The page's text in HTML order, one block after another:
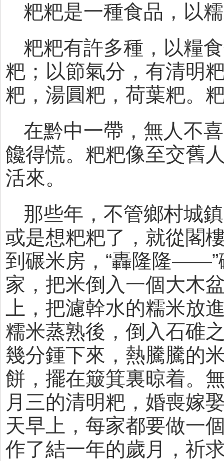
粑粑是一種食品，以
粑粑有許多種，以糧
粑；以節氣分，有清明
粑，湯圓粑，荷葉粑。
在黔中一帶，無人不
饞得慌。粑粑像至交舊
活來。
那些年，不管鄉村城
或是想粑粑了，就從閣
到碾米房，“轟隆隆——”
家，把米倒入一個大木
上，把濾幹水的糯米放
糯米蒸熟後，倒入石碓
幾分鍾下來，熱騰騰的
餅，擺在簸箕裏晾着。
月三的清明粑，婚喪嫁
天早上，每家都要做一
作了結一年的歲月，祈